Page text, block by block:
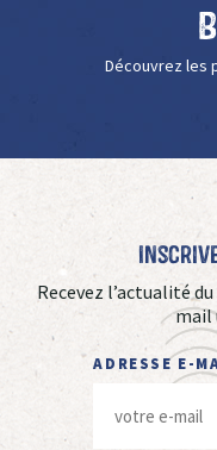
Découvrez les
Recevez l’actualité
mail
ADRESSE E-